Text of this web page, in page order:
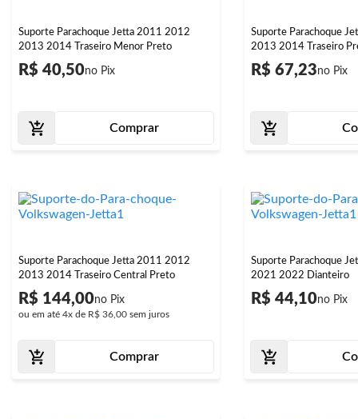
Suporte Parachoque Jetta 2011 2012
2013 2014 Traseiro Menor Preto
R$ 40,50
Comprar
Suporte Parachoque
2013 2014 Traseiro
R$ 67,23
Suporte Parachoque Jetta 2011 2012
2013 2014 Traseiro Central Preto
R$ 144,00
ou em até 4x de R$ 36,00 sem juros
Comprar
Suporte Parachoque
2021 2022 Dianteiro
R$ 44,10